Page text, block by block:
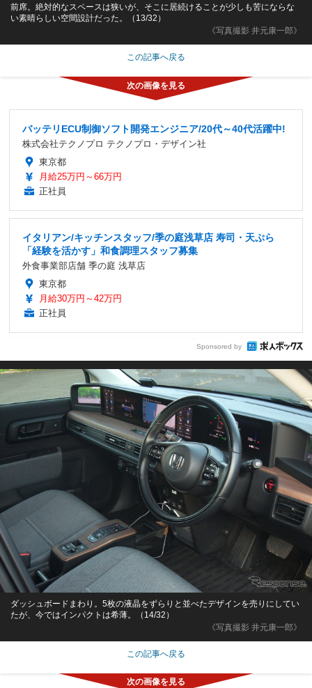
《写真撮影 井元康一郎》
前席。絶対的なスペースは狭いが、そこに居続けることが少しも苦にならな
い素晴らしい空間設計だった。（13/32）
この記事へ戻る
バッテリECU制御ソフト開発エンジニア/20代～40代活躍中!
株式会社テクノプロ テクノプロ・デザイン社
東京都
月給25万円～66万円
正社員
イタリアン/キッチンスタッフ/季の庭浅草店 寿司・天ぷら
「経験を活かす」和食調理スタッフ募集
外食事業部店舗 季の庭 浅草店
東京都
月給30万円～42万円
正社員
Sponsored by
《写真撮影 井元康一郎》
ダッシュボードまわり。5枚の液晶をずらりと並べたデザインを売りにしてい
たが、今ではインパクトは希薄。（14/32）
この記事へ戻る